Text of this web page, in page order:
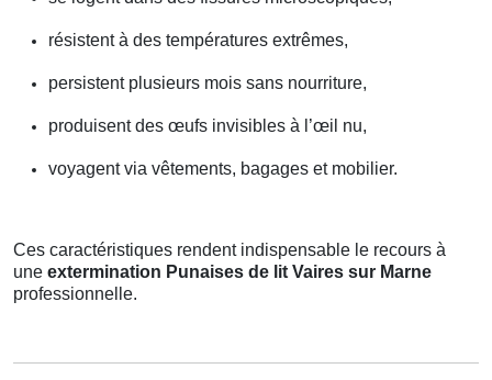
résistent à des températures extrêmes,
persistent plusieurs mois sans nourriture,
produisent des œufs invisibles à l’œil nu,
voyagent via vêtements, bagages et mobilier.
Ces caractéristiques rendent indispensable le recours à
une extermination Punaises de lit Vaires sur Marne
professionnelle.